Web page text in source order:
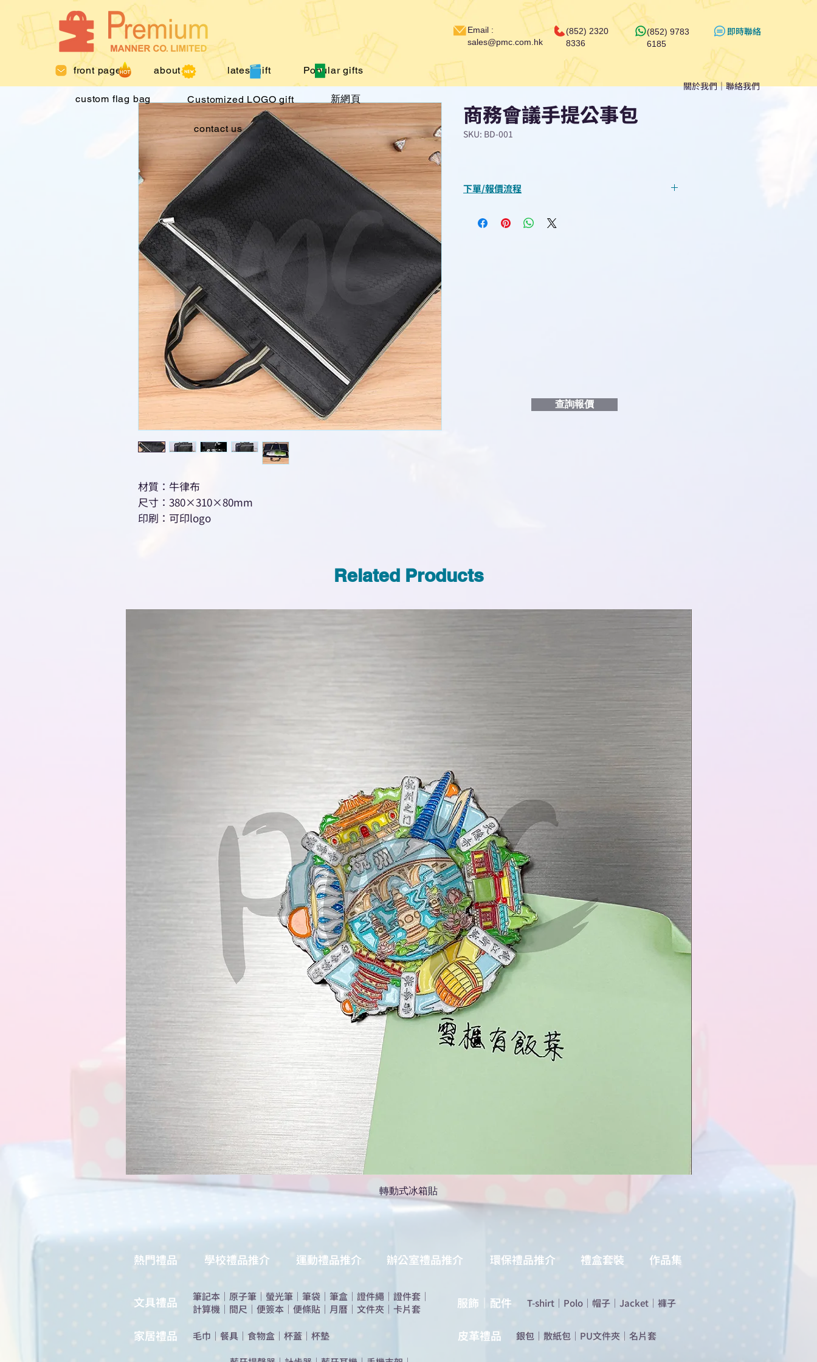
front page about us latest gift Popular gifts
custom flag bag Customized LOGO gift 新網頁
contact us
Email :
sales@pmc.com.hk
(852) 2320
8336
(852) 9783
6185
​即時聯絡
關於我們｜聯絡我們
材質：牛律布
尺寸：380×310×80mm
印刷：可印logo
商務會議手提公事包
SKU: BD-001
下單/報價流程
查詢或報價”
查詢報價
Related Products
轉動式冰箱貼
熱門禮品 學校禮品推介 運動禮品推介 辦公室禮品推介 環保禮品推介 禮盒套裝 作品集
​文具禮品 筆記本 ｜ 原子筆 ｜ 螢光筆 ｜ 筆袋 ｜ 筆盒 ｜ 證件繩 ｜ 證件套 ｜
計算機 ｜ 間尺 ｜ 便簽本 ｜ 便條貼 ｜ 月曆 ｜ 文件夾 ｜ 卡片套
​家居禮品 ​毛巾 ｜ 餐具 ｜ 食物盒 ｜ 杯蓋 ｜ 杯墊
服飾｜配件 T-shirt ｜ Polo ｜ 帽子 ｜ Jacket ｜ 褲子
​皮革禮品 ​銀包 ｜ 散紙包 ｜ PU文件夾 ｜ 名片套